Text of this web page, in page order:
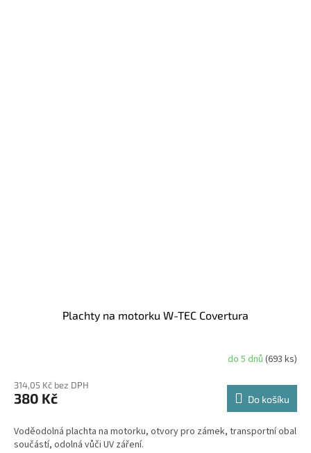
Plachty na motorku W-TEC Covertura
do 5 dnů (693 ks)
314,05 Kč bez DPH
380 Kč Do košíku
Voděodolná plachta na motorku, otvory pro zámek, transportní obal
součástí, odolná vůči UV záření.